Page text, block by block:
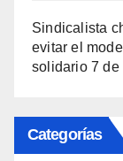
Sindicalista
evitar el
solidario 7 de
Categorías